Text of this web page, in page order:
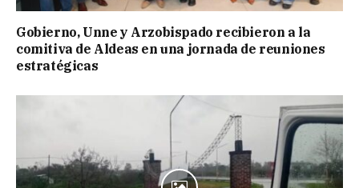
Gobierno, Unne y Arzobispado recibieron a la
comitiva de Aldeas en una jornada de reuniones
estratégicas